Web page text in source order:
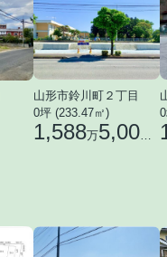
山形市鈴川町２丁目
0坪 (233.47㎡)
1,588万5,000 円